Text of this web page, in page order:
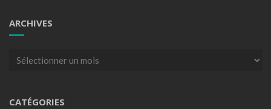
ARCHIVES
Archives
CATÉGORIES